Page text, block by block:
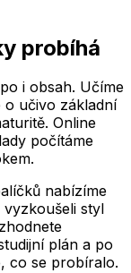
probíhá
i obsah. Učíme
o učivo základní
Online
počítáme
nabízíme
vyzkoušeli styl
plán a po
co se probíralo.